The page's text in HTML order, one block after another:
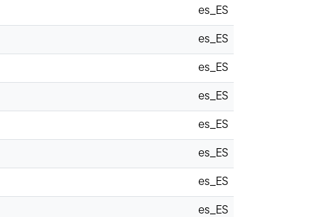
es_ES
es_ES
es_ES
es_ES
es_ES
es_ES
es_ES
es_ES